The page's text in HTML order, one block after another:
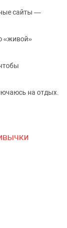
сайты —
«живой»
на отдых.